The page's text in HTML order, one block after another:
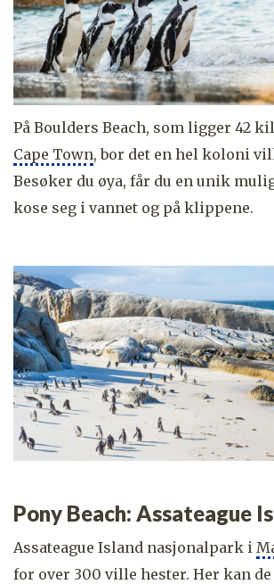
På Boulders Beach, som ligger 42
Cape Town, bor det en hel koloni
Besøker du øya, får du en unik
kose seg i vannet og på klippene.
Pony Beach: Assateague
Assateague Island nasjonalpark i
for over 300 ville hester. Her kan